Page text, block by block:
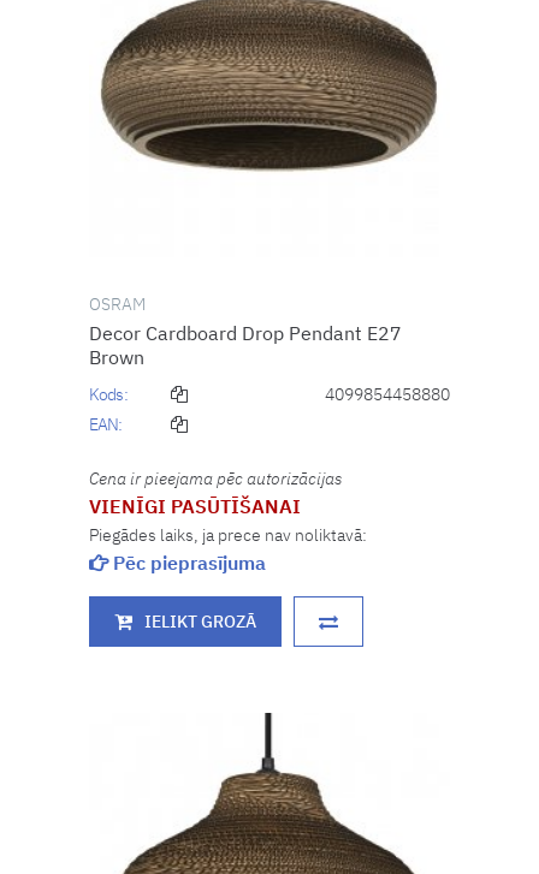
OSRAM
Decor Cardboard Drop Pendant E27
Brown
Kods:
4099854458880
EAN:
Cena ir pieejama pēc autorizācijas
VIENĪGI PASŪTĪŠANAI
Piegādes laiks, ja prece nav noliktavā:
Pēc pieprasījuma
IELIKT GROZĀ